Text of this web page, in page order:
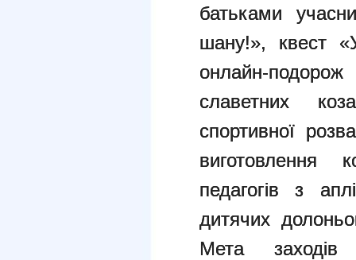
батьками
шану!», квест
онлайн-
славетних
спортивної
виготовлення
педагогів з
дитячих
Мета